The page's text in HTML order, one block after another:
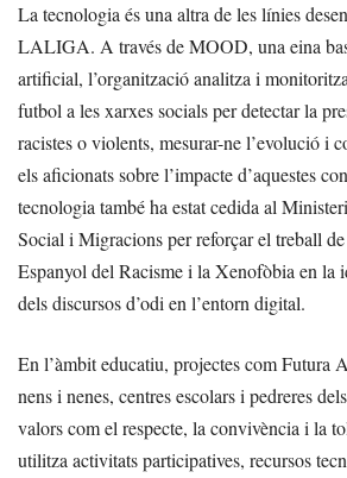
La tecnologia és una altra de les línies
LALIGA. A través de MOOD, una eina
artificial, l’organització analitza i
futbol a les xarxes socials per detectar la
racistes o violents, mesurar-ne l’evolució i
els aficionats sobre l’impacte d’aquestes
tecnologia també ha estat cedida al
Social i Migracions per reforçar el treball
Espanyol del Racisme i la Xenofòbia en la
dels discursos d’odi en l’entorn digital.
En l’àmbit educatiu, projectes com Futura
nens i nenes, centres escolars i pedreres
valors com el respecte, la convivència i la
utilitza activitats participatives, recursos